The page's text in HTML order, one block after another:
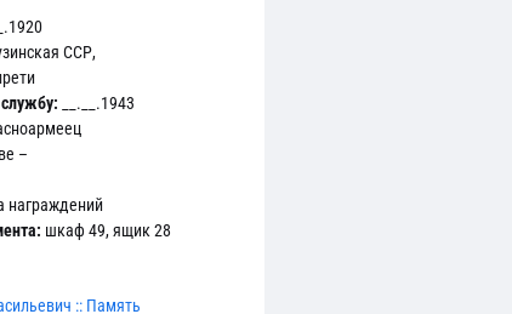
ССР,
__.__.1943
–
награждений
шкаф 49, ящик 28
:: Память